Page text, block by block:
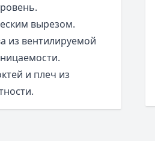
вырезом.
из вентилируемой
и плеч из